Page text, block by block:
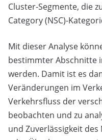
Cluster-Segmente, die
Category (NSC)-
Mit dieser Analyse
bestimmter Abschnitte
werden. Damit ist es
Veränderungen im
Verkehrsfluss der
beobachten und zu
und Zuverlässigkeit